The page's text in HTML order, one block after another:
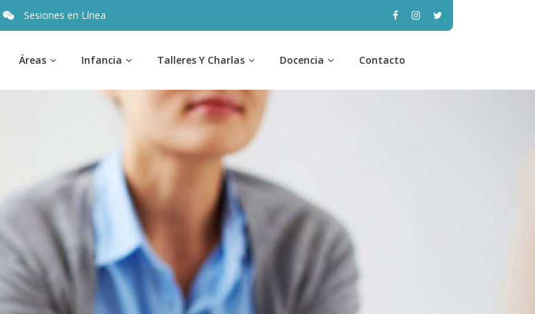
Sesiones en Línea
Áreas Infancia Talleres Y Charlas Docencia Contacto